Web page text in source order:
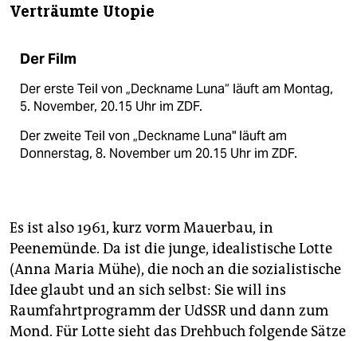
Verträumte Utopie
Der Film
Der erste Teil von „Deckname Luna“ läuft am Montag,
5. November, 20.15 Uhr im ZDF.
Der zweite Teil von „Deckname Luna" läuft am
Donnerstag, 8. November um 20.15 Uhr im ZDF.
Es ist also 1961, kurz vorm Mauerbau, in
Peenemünde. Da ist die junge, idealistische Lotte
(Anna Maria Mühe), die noch an die sozialistische
Idee glaubt und an sich selbst: Sie will ins
Raumfahrtprogramm der UdSSR und dann zum
Mond. Für Lotte sieht das Drehbuch folgende Sätze